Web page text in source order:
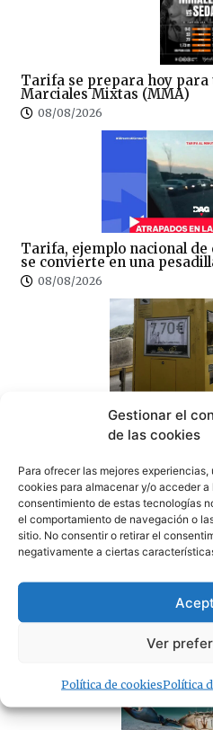
Gestionar el
de las cookies
Para ofrecer las mejores
cookies para almacenar y/o acceder
consentimiento de estas tecnologías
el comportamiento de navegación o
sitio. No consentir o retirar el
negativamente a ciertas
Ver
Política de cookiesPolítica
Tarifa se prepara hoy para
Marciales Mixtas (MMA)
08/08/2026
Tarifa, ejemplo nacional de
se convierte en una
08/08/2026
100×100 Unidos reclama la
la AP-7 y denuncia el
Sin correos, sin Registro
CSIF denuncia el colapso
Tarifa